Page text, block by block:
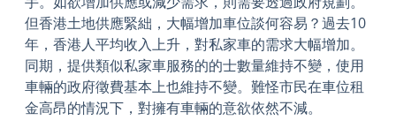
但香港土地供應緊絀，大幅增加車位談何容易？過去10
年，香港人平均收入上升，對私家車的需求大幅增加。
同期，提供類似私家車服務的的士數量維持不變，使用
車輛的政府徵費基本上也維持不變。難怪市民在車位租
金高昂的情況下，對擁有車輛的意欲依然不減。